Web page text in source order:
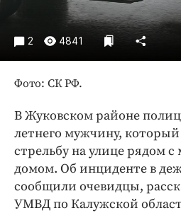
Издания
Медиаперсона
Интересное чтиво
Клиника года
Работодатель года
2 4841
Фото: СК РФ.
В Жуковском районе
летнего мужчину,
стрельбу на улице рядом
домом. Об инциденте в
сообщили очевидцы,
УМВД по Калужской